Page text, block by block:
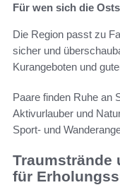
Für wen sich die
Die Region passt zu
sicher und
Kurangeboten und
Paare finden Ruhe an
Aktivurlauber und
Sport- und
Traumstrände
für